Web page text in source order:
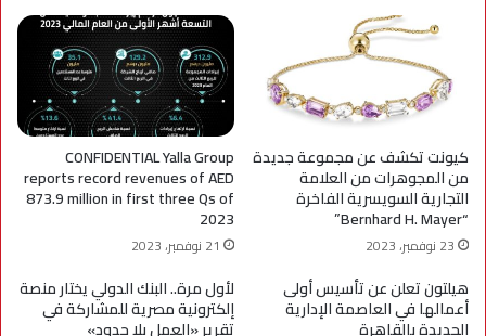
كيونت تكشف عن مجموعة جديدة
من المجوهرات من العلامة
التجارية السويسرية الفاخرة
“Bernhard H. Mayer”
23 نوفمبر، 2023
CONFIDENTIAL Yalla Group
reports record revenues of AED
873.9 million in first three Qs of
2023
21 نوفمبر، 2023
هيلتون تعلن عن تأسيس أولى
أعمالها في العاصمة الإدارية
الجديدة بالقاهرة
لأول مرة.. البنك الدولي يختار منصة
إلكترونية مصرية للمشاركة في
تقرير «العمل بلا حدود»